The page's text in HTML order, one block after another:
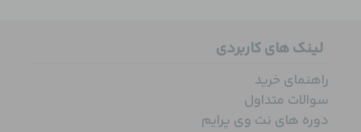
لینک های کاربردی
راهنمای خرید
سوالات متداول
دوره های نت وی پرایم